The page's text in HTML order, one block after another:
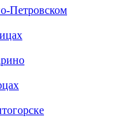
Петровском